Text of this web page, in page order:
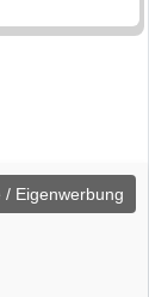
/ Eigenwerbung